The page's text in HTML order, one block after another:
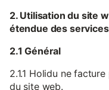
2. Utilisation du site
étendue des services
2.1 Général
2.1.1 Holidu ne
du site web.